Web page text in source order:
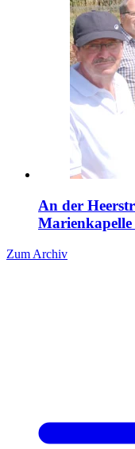
An der
Marienkapelle
Zum Archiv